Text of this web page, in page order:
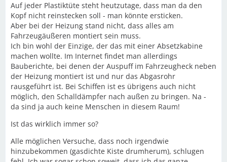
Auf jeder Plastiktüte steht heutzutage, dass man da den
Kopf nicht reinstecken soll - man könnte ersticken.
Aber bei der Heizung stand nicht, dass alles am
Fahrzeugäußeren montiert sein muss.
Ich bin wohl der Einzige, der das mit einer Absetzkabine
machen wollte. Im Internet findet man allerdings
Bauberichte, bei denen der Auspuff im Fahrzeugheck neben
der Heizung montiert ist und nur das Abgasrohr
rausgeführt ist. Bei Schiffen ist es übrigens auch nicht
möglich, den Schalldämpfer nach außen zu bringen. Na -
da sind ja auch keine Menschen in diesem Raum!
Ist das wirklich immer so?
Alle möglichen Versuche, dass noch irgendwie
hinzubekommen (gasdichte Kiste drumherum), schlugen